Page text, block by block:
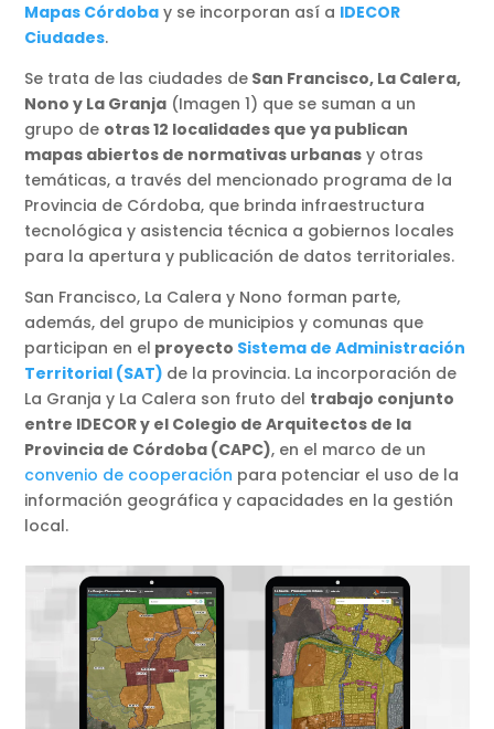
Mapas Córdoba y se incorporan así a IDECOR
Ciudades.
Se trata de las ciudades de San Francisco, La Calera,
Nono y La Granja (Imagen 1) que se suman a un
grupo de otras 12 localidades que ya publican
mapas abiertos de normativas urbanas y otras
temáticas, a través del mencionado programa de la
Provincia de Córdoba, que brinda infraestructura
tecnológica y asistencia técnica a gobiernos locales
para la apertura y publicación de datos territoriales.
San Francisco, La Calera y Nono forman parte,
además, del grupo de municipios y comunas que
participan en el proyecto Sistema de Administración
Territorial (SAT) de la provincia. La incorporación de
La Granja y La Calera son fruto del trabajo conjunto
entre IDECOR y el Colegio de Arquitectos de la
Provincia de Córdoba (CAPC), en el marco de un
convenio de cooperación para potenciar el uso de la
información geográfica y capacidades en la gestión
local.